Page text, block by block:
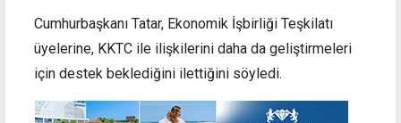
Cumhurbaşkanı Tatar, Ekonomik İşbirliği Teşkilatı
üyelerine, KKTC ile ilişkilerini daha da geliştirmeleri
için destek beklediğini ilettiğini söyledi.